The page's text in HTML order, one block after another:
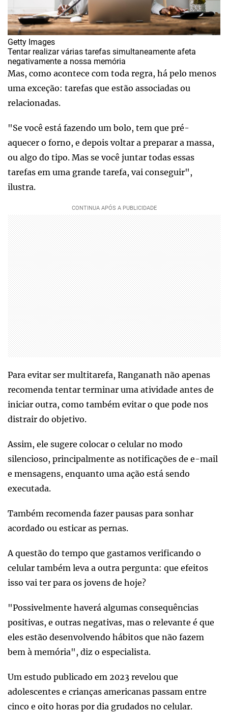
Getty Images
Tentar realizar várias tarefas simultaneamente afeta
negativamente a nossa memória
Mas, como acontece com toda regra, há pelo menos
uma exceção: tarefas que estão associadas ou
relacionadas.
"Se você está fazendo um bolo, tem que pré-
aquecer o forno, e depois voltar a preparar a massa,
ou algo do tipo. Mas se você juntar todas essas
tarefas em uma grande tarefa, vai conseguir",
ilustra.
Para evitar ser multitarefa, Ranganath não apenas
recomenda tentar terminar uma atividade antes de
iniciar outra, como também evitar o que pode nos
distrair do objetivo.
Assim, ele sugere colocar o celular no modo
silencioso, principalmente as notificações de e-mail
e mensagens, enquanto uma ação está sendo
executada.
Também recomenda fazer pausas para sonhar
acordado ou esticar as pernas.
A questão do tempo que gastamos verificando o
celular também leva a outra pergunta: que efeitos
isso vai ter para os jovens de hoje?
"Possivelmente haverá algumas consequências
positivas, e outras negativas, mas o relevante é que
eles estão desenvolvendo hábitos que não fazem
bem à memória", diz o especialista.
Um estudo publicado em 2023 revelou que
adolescentes e crianças americanas passam entre
cinco e oito horas por dia grudados no celular.